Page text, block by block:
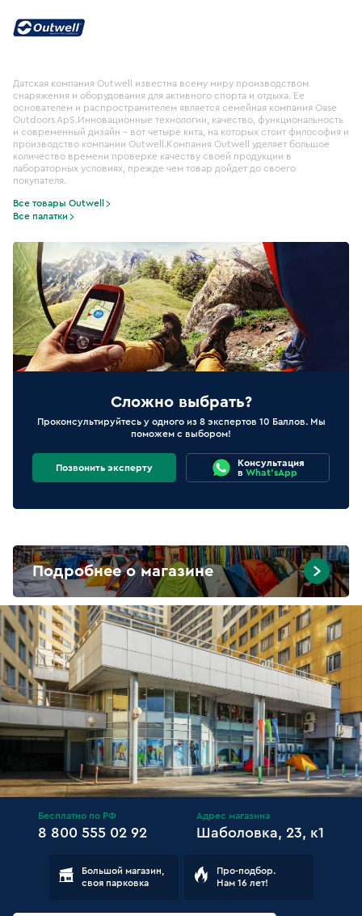
Датская компания Outwell известна всему миру производством
снаряжения и оборудования для активного спорта и отдыха. Ее
основателем и распространителем является семейная компания Oase
Outdoors ApS.Инновационные технологии, качество, функциональность
и современный дизайн – вот четыре кита, на которых стоит философия и
производство компании Outwell.Компания Outwell уделяет большое
количество времени проверке качеству своей продукции в
лабораторных условиях, прежде чем товар дойдет до своего
покупателя.
Все товары Outwell
Все палатки
Сложно выбрать?
Проконсультируйтесь у одного из 8 экспертов 10 Баллов. Мы
поможем с выбором!
Позвонить эксперту
Консультация
в What'sApp
Подробнее о магазине
Бесплатно по РФ
8 800 555 02 92
Адрес магазина
Шаболовка, 23, к1
Большой магазин,
своя парковка
Про-подбор.
Нам 16 лет!